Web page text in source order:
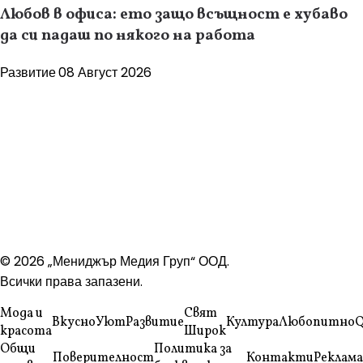
Любов в офиса: ето защо всъщност е хубаво
да си падаш по някого на работа
Развитие08 Август 2026
© 2026 „Мениджър Медия Груп“ ООД.
Всички права запазени.
Мода и
красотаВкусноУютРазвитиеСвят
ШирокКултураЛюбопитно
Общи
ПоверителностПолитика за
КонтактиРеклама